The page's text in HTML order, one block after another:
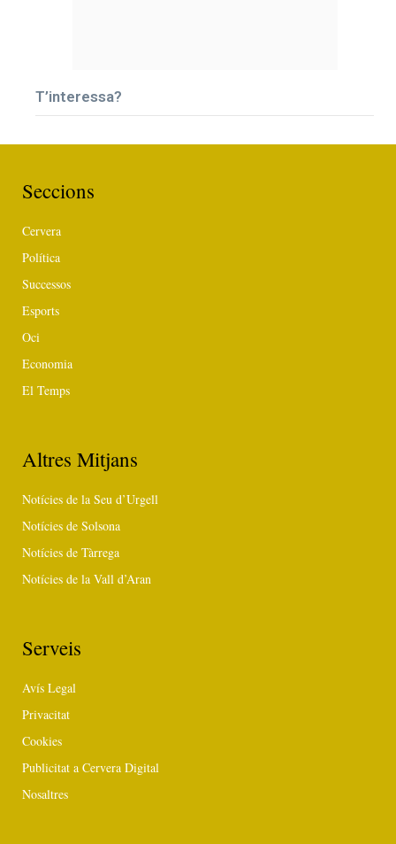
T’interessa?
Seccions
Cervera
Política
Successos
Esports
Oci
Economia
El Temps
Altres Mitjans
Notícies de la Seu d’Urgell
Notícies de Solsona
Notícies de Tàrrega
Notícies de la Vall d’Aran
Serveis
Avís Legal
Privacitat
Cookies
Publicitat a Cervera Digital
Nosaltres